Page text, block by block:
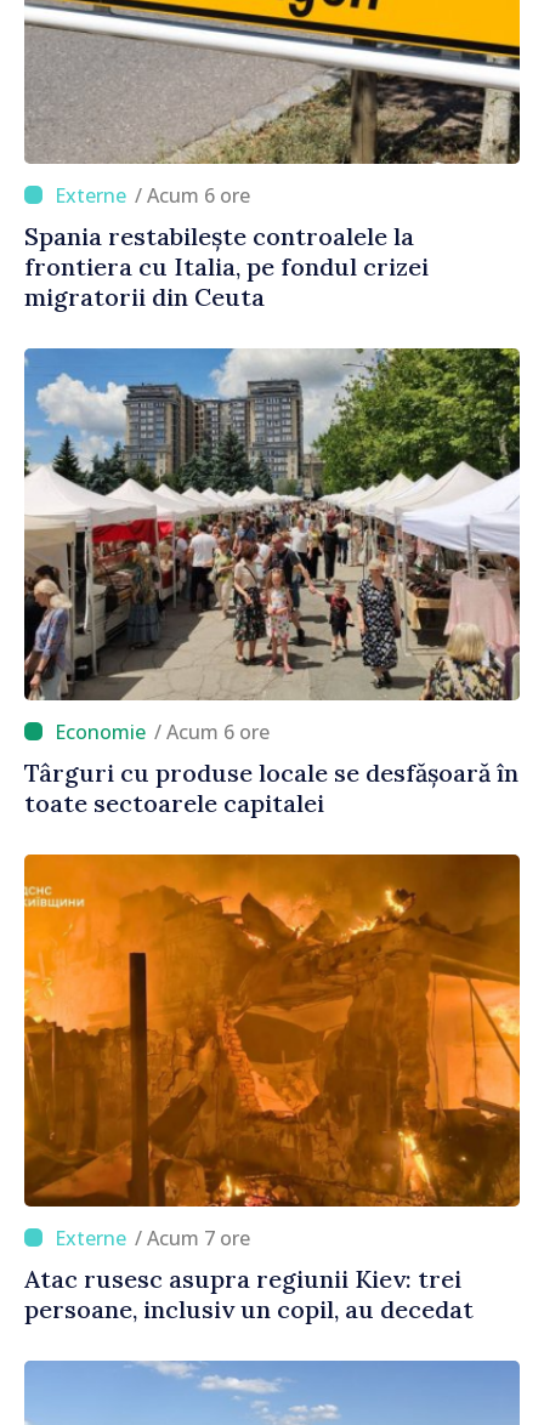
/ Acum 6 ore
Spania restabilește controalele la
frontiera cu Italia, pe fondul crizei
migratorii din Ceuta
/ Acum 6 ore
Târguri cu produse locale se desfășoară în
toate sectoarele capitalei
/ Acum 7 ore
Atac rusesc asupra regiunii Kiev: trei
persoane, inclusiv un copil, au decedat